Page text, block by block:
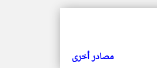
مصادر أخرى